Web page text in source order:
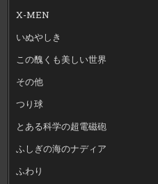
X-MEN
いぬやしき
この醜くも美しい世界
その他
つり球
とある科学の超電磁砲
ふしぎの海のナディア
ふわり